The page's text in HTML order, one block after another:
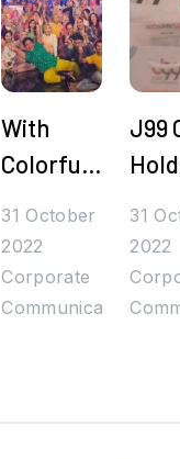
With
Colorful
as the
theme,
Juragan99's
31 October
2022
Corporate
Communication
J99
by
31
2022